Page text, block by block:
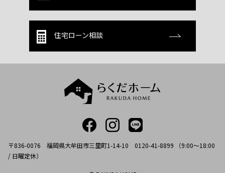
住宅ローン相談
〒836-0076 福岡県大牟田市三里町1-14-10 0120-41-8899 （9:00～18:00
/ 日曜定休）